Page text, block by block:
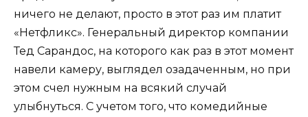
ничего не делают, просто в этот раз им платит
«Нетфликс». Генеральный директор компании
Тед Сарандос, на которого как раз в этот момент
навели камеру, выглядел озадаченным, но при
этом счел нужным на всякий случай
улыбнуться. С учетом того, что комедийные